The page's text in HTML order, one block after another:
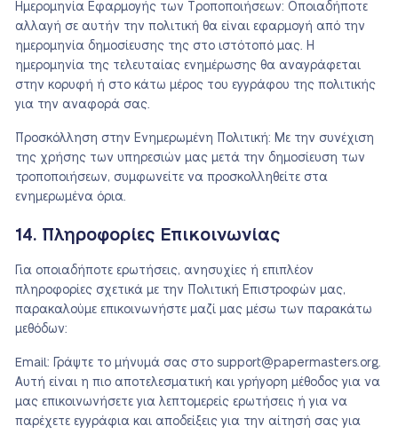
Ημερομηνία Εφαρμογής των Τροποποιήσεων: Οποιαδήποτε
αλλαγή σε αυτήν την πολιτική θα είναι εφαρμογή από την
ημερομηνία δημοσίευσης της στο ιστότοπό μας. Η
ημερομηνία της τελευταίας ενημέρωσης θα αναγράφεται
στην κορυφή ή στο κάτω μέρος του εγγράφου της πολιτικής
για την αναφορά σας.
Προσκόλληση στην Ενημερωμένη Πολιτική: Με την συνέχιση
της χρήσης των υπηρεσιών μας μετά την δημοσίευση των
τροποποιήσεων, συμφωνείτε να προσκολληθείτε στα
ενημερωμένα όρια.
14. Πληροφορίες Επικοινωνίας
Για οποιαδήποτε ερωτήσεις, ανησυχίες ή επιπλέον
πληροφορίες σχετικά με την Πολιτική Επιστροφών μας,
παρακαλούμε επικοινωνήστε μαζί μας μέσω των παρακάτω
μεθόδων:
Email: Γράψτε το μήνυμά σας στο support@papermasters.org.
Αυτή είναι η πιο αποτελεσματική και γρήγορη μέθοδος για να
μας επικοινωνήσετε για λεπτομερείς ερωτήσεις ή για να
παρέχετε εγγράφια και αποδείξεις για την αίτησή σας για